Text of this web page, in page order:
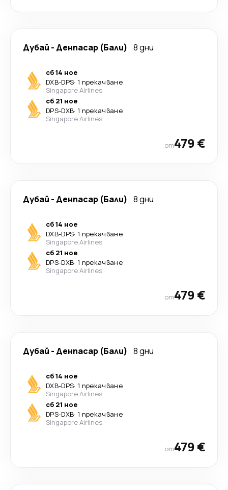
Дубай - Денпасар (Бали) 8 дни
сб 14 ное
DXB-DPS· 1 прекачване
Singapore Airlines
сб 21 ное
DPS-DXB· 1 прекачване
Singapore Airlines
от479 €
Дубай - Денпасар (Бали) 8 дни
сб 14 ное
DXB-DPS· 1 прекачване
Singapore Airlines
сб 21 ное
DPS-DXB· 1 прекачване
Singapore Airlines
от479 €
Дубай - Денпасар (Бали) 8 дни
сб 14 ное
DXB-DPS· 1 прекачване
Singapore Airlines
сб 21 ное
DPS-DXB· 1 прекачване
Singapore Airlines
от479 €